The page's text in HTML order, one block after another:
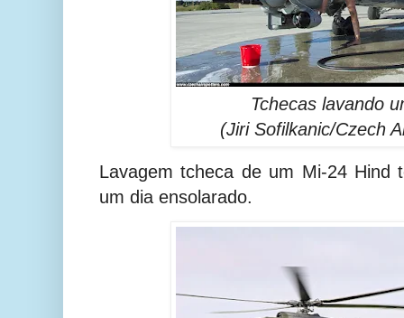
Tchecas lavando
(Jiri Sofilkanic/Czech
Lavagem tcheca de um Mi-24 Hind
um dia ensolarado.